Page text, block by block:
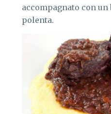
accompagnato con
polenta.